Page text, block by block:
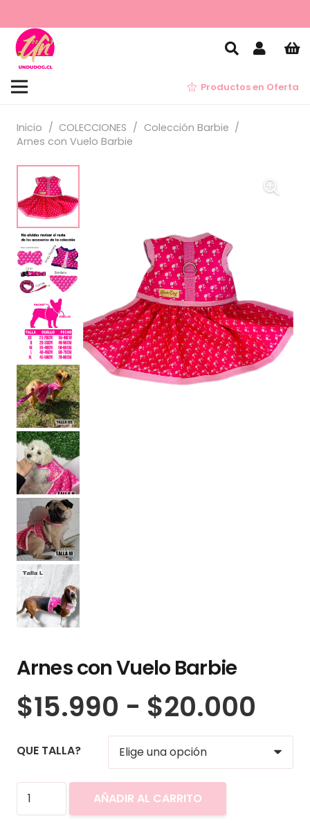
Productos en Oferta
Inicio / COLECCIONES / Colección Barbie /
Arnes con Vuelo Barbie
Arnes con Vuelo Barbie
$15.990 - $20.000
de
QUE TALLA?
Arnes
con
AÑADIR AL CARRITO